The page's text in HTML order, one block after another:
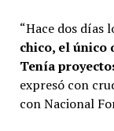
“Hace dos días
chico, el único
Tenía
expresó con
con Nacional